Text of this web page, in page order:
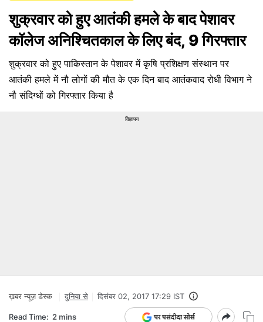
शुक्रवार को हुए आतंकी हमले के बाद पेशावर
कॉलेज अनिश्चितकाल के लिए बंद, 9 गिरफ्तार
शुक्रवार को हुए पाकिस्तान के पेशावर में कृषि प्रशिक्षण संस्थान पर
आतंकी हमले में नौ लोगों की मौत के एक दिन बाद आतंकवाद रोधी विभाग ने
नौ संदिग्धों को गिरफ्तार किया है
विज्ञापन
ख़बर न्यूज़ डेस्क दुनिया से दिसंबर 02, 2017 17:29 IST
Read Time: 2 mins